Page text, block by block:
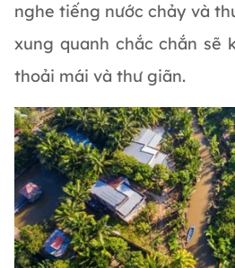
nghe tiếng nước chảy và
xung quanh chắc chắn sẽ
thoải mái và thư giãn.